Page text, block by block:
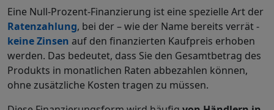
Eine Null-Prozent-Finanzierung ist eine spezielle Art der
Ratenzahlung, bei der – wie der Name bereits verrät -
keine Zinsen auf den finanzierten Kaufpreis erhoben
werden. Das bedeutet, dass Sie den Gesamtbetrag des
Produkts in monatlichen Raten abbezahlen können,
ohne zusätzliche Kosten tragen zu müssen.